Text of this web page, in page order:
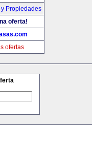
y Propiedades
oferta!
ofertas